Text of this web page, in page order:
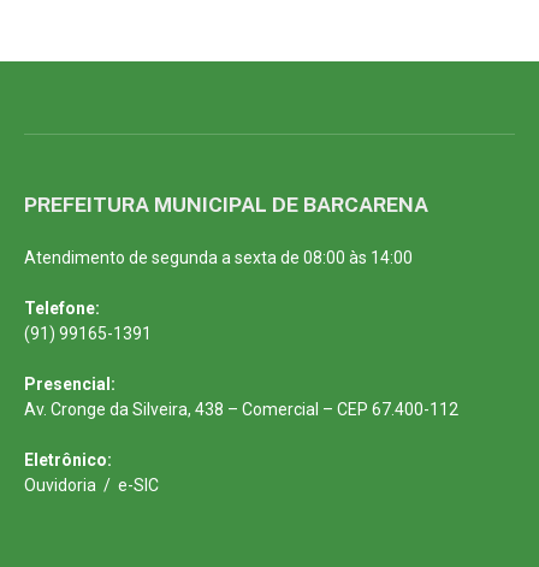
PREFEITURA MUNICIPAL DE BARCARENA
Atendimento de segunda a sexta de 08:00 às 14:00
Telefone:
(91) 99165-1391
Presencial:
Av. Cronge da Silveira, 438 – Comercial – CEP 67.400-112
Eletrônico:
Ouvidoria / e-SIC